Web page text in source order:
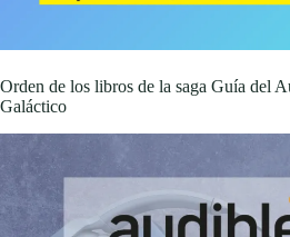
Orden de los libros de la saga Guía del
Galáctico